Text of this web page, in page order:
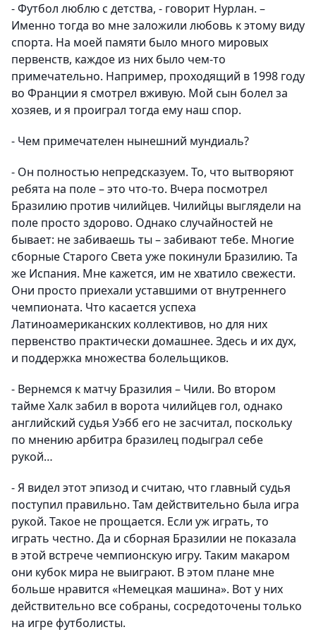
- Футбол люблю с детства, - говорит Нурлан. –
Именно тогда во мне заложили любовь к этому виду
спорта. На моей памяти было много мировых
первенств, каждое из них было чем-то
примечательно. Например, проходящий в 1998 году
во Франции я смотрел вживую. Мой сын болел за
хозяев, и я проиграл тогда ему наш спор.
- Чем примечателен нынешний мундиаль?
- Он полностью непредсказуем. То, что вытворяют
ребята на поле – это что-то. Вчера посмотрел
Бразилию против чилийцев. Чилийцы выглядели на
поле просто здорово. Однако случайностей не
бывает: не забиваешь ты – забивают тебе. Многие
сборные Старого Света уже покинули Бразилию. Та
же Испания. Мне кажется, им не хватило свежести.
Они просто приехали уставшими от внутреннего
чемпионата. Что касается успеха
Латиноамериканских коллективов, но для них
первенство практически домашнее. Здесь и их дух,
и поддержка множества болельщиков.
- Вернемся к матчу Бразилия – Чили. Во втором
тайме Халк забил в ворота чилийцев гол, однако
английский судья Уэбб его не засчитал, поскольку
по мнению арбитра бразилец подыграл себе
рукой…
- Я видел этот эпизод и считаю, что главный судья
поступил правильно. Там действительно была игра
рукой. Такое не прощается. Если уж играть, то
играть честно. Да и сборная Бразилии не показала
в этой встрече чемпионскую игру. Таким макаром
они кубок мира не выиграют. В этом плане мне
больше нравится «Немецкая машина». Вот у них
действительно все собраны, сосредоточены только
на игре футболисты.